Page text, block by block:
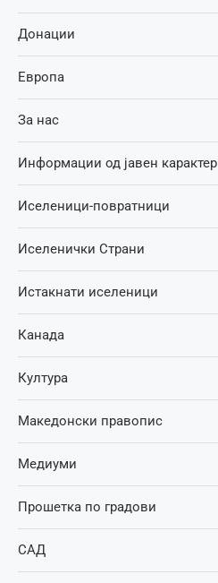
Донации
Европа
За нас
Информации од јавен карактер
Иселеници-повратници
Иселенички Страни
Истакнати иселеници
Канада
Култура
Македонски правопис
Медиуми
Прошетка по градови
САД